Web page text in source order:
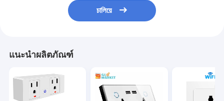
চালিয়ে
แนะนำผลิตภัณฑ์